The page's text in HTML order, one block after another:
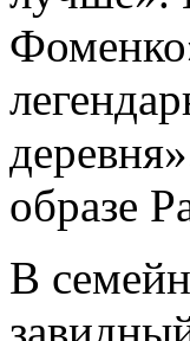
образе
В